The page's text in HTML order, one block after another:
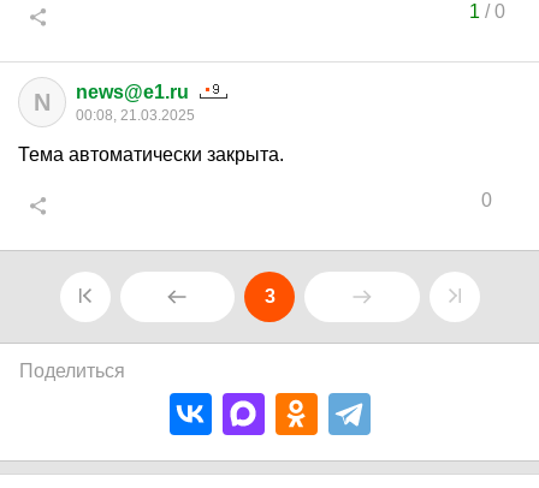
1 /0
N news@e1.ru
00:08, 21.03.2025
Тема автоматически закрыта.
0
3
Поделиться